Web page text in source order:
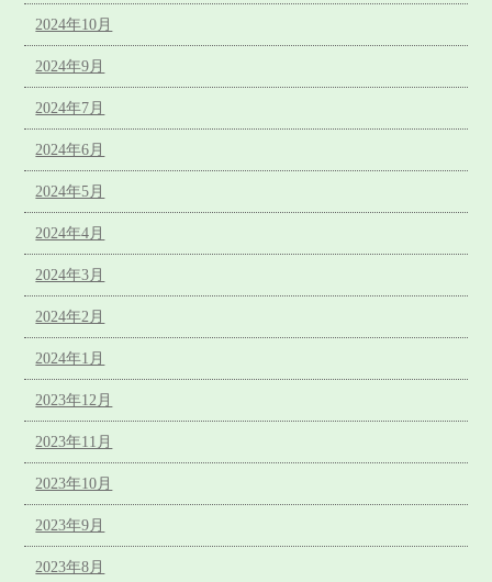
2024年10月
2024年9月
2024年7月
2024年6月
2024年5月
2024年4月
2024年3月
2024年2月
2024年1月
2023年12月
2023年11月
2023年10月
2023年9月
2023年8月